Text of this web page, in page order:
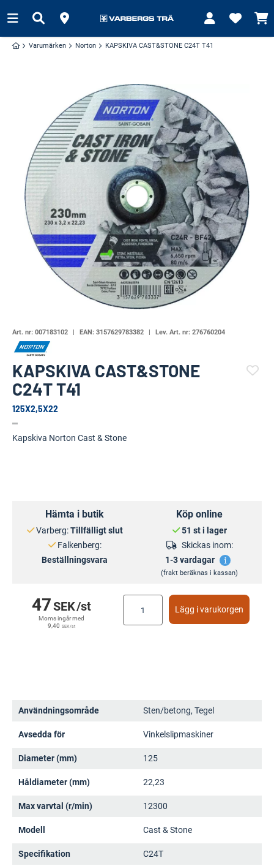
Varumärken Norton KAPSKIVA CAST&STONE C24T T41
Art. nr: 007183102 EAN: 3157629783382 Lev. Art. nr: 276760204
KAPSKIVA CAST&STONE
C24T T41
125X2,5X22
Kapskiva Norton Cast & Stone
Hämta i butik
Varberg: Tillfälligt slut
Falkenberg:
Beställningsvara
Köp online
51 st i lager
Skickas inom:
1-3 vardagar
(frakt beräknas i kassan)
47SEK/st
Moms ingår med
9,40 SEK/st
Lägg i varukorgen
Användningsområde Sten/betong, Tegel
Avsedda för Vinkelslipmaskiner
Diameter (mm) 125
Håldiameter (mm) 22,23
Max varvtal (r/min) 12300
Modell Cast & Stone
Specifikation C24T